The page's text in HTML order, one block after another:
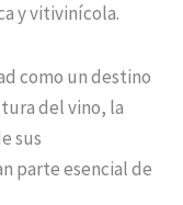
y vitivinícola.
como un destino
del vino, la
sus
parte esencial de